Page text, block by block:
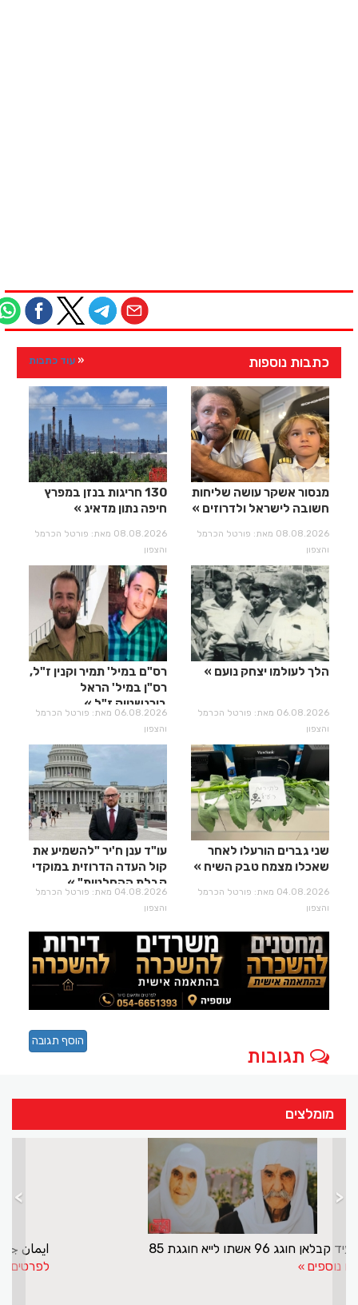
כתבות נוספות עוד כתבות
מנסור אשקר עושה שליחות
חשובה לישראל ולדרוזים
08.08.2026 מאת: פורטל הכרמל
והצפון
130 חריגות בנזן במפרץ
חיפה נתון מדאיג
08.08.2026 מאת: פורטל הכרמל
והצפון
הלך לעולמו יצחק נועם
06.08.2026 מאת: פורטל הכרמל
והצפון
רס"ם במיל' תמיר וקנין ז"ל,
רס"ן במיל' הראל
בירנשטוק ז"ל
06.08.2026 מאת: פורטל הכרמל
והצפון
שני גברים הורעלו לאחר
שאכלו מצמח טבק השיח
04.08.2026 מאת: פורטל הכרמל
והצפון
עו"ד ענן ח'יר "להשמיע את
קול העדה הדרוזית במוקדי
קבלת ההחלטות"
04.08.2026 מאת: פורטל הכרמל
והצפון
תגובות
הוסף תגובה
מומלצים
שייך סעיד קבלאן חוגג 96 אשתו לייא חוגגת 85
לפרטים נוספים
> <